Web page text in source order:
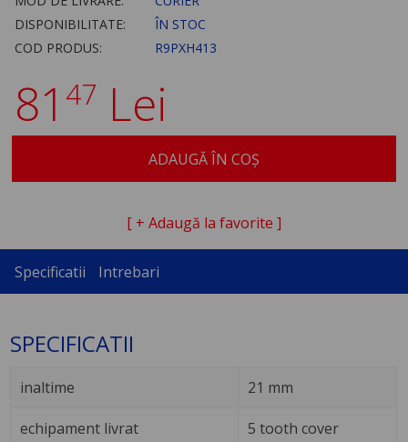
DISPONIBILITATE:
ÎN STOC
COD PRODUS:
R9PXH413
81 47 Lei
ADAUGĂ ÎN COȘ
[ + Adaugă la favorite ]
Specificatii Intrebari
SPECIFICATII
inaltime 21 mm
echipament livrat 5 tooth cover